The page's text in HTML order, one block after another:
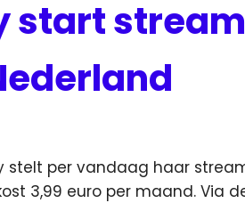
start
stelt per vandaag haar
3,99 euro per maand. Via